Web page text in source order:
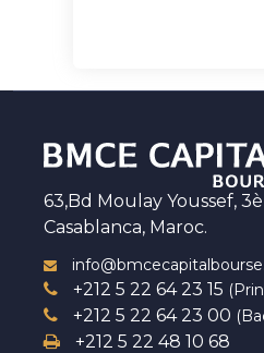
63,Bd Moulay Youssef,
Casablanca, Maroc.
+212 5 22 64 23 15
+212 5 22 64 23 00
+212 5 22 48 10 68